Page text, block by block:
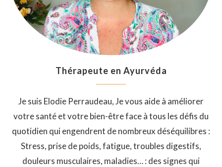
Thérapeute en Ayurvéda
Je suis Elodie Perraudeau, Je vous aide à améliorer
votre santé et votre bien-être face à tous les défis du
quotidien qui engendrent de nombreux déséquilibres :
Stress, prise de poids, fatigue, troubles digestifs,
douleurs musculaires, maladies… : des signes qui